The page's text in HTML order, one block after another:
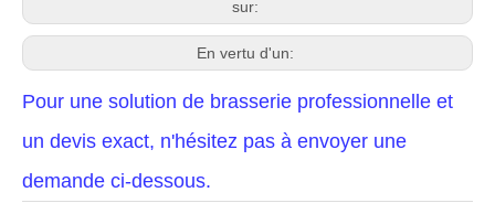
sur:
En vertu d'un:
Pour une solution de brasserie professionnelle et
un devis exact, n'hésitez pas à envoyer une
demande ci-dessous.